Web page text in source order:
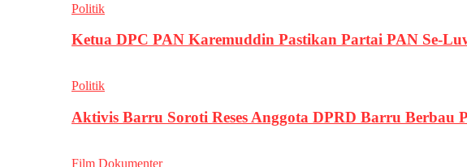
Politik
Ketua DPC PAN Karemuddin Pastikan Partai PAN Se-
Politik
Aktivis Barru Soroti Reses Anggota DPRD Barru Berbau
Film Dokumenter